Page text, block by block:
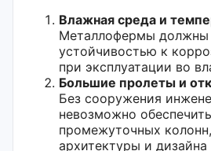
Влажная среда и
Металлофермы должны
устойчивостью к
при эксплуатации во
Большие пролеты и
Без сооружения
невозможно
промежуточных
архитектуры и дизайна